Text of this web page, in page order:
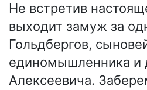
Не встретив
выходит замуж за
Гольдбергов,
единомышленника и
Алексеевича.